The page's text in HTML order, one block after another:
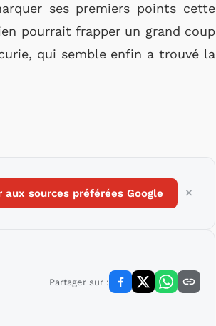
ses premiers points cette
pourrait frapper un grand coup
qui semble enfin a trouvé la
aux sources préférées Google
Partager sur :